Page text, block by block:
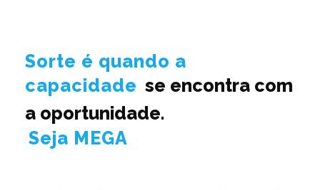
Sorte é quando a
capacidade se encontra com
a oportunidade.
Seja MEGA